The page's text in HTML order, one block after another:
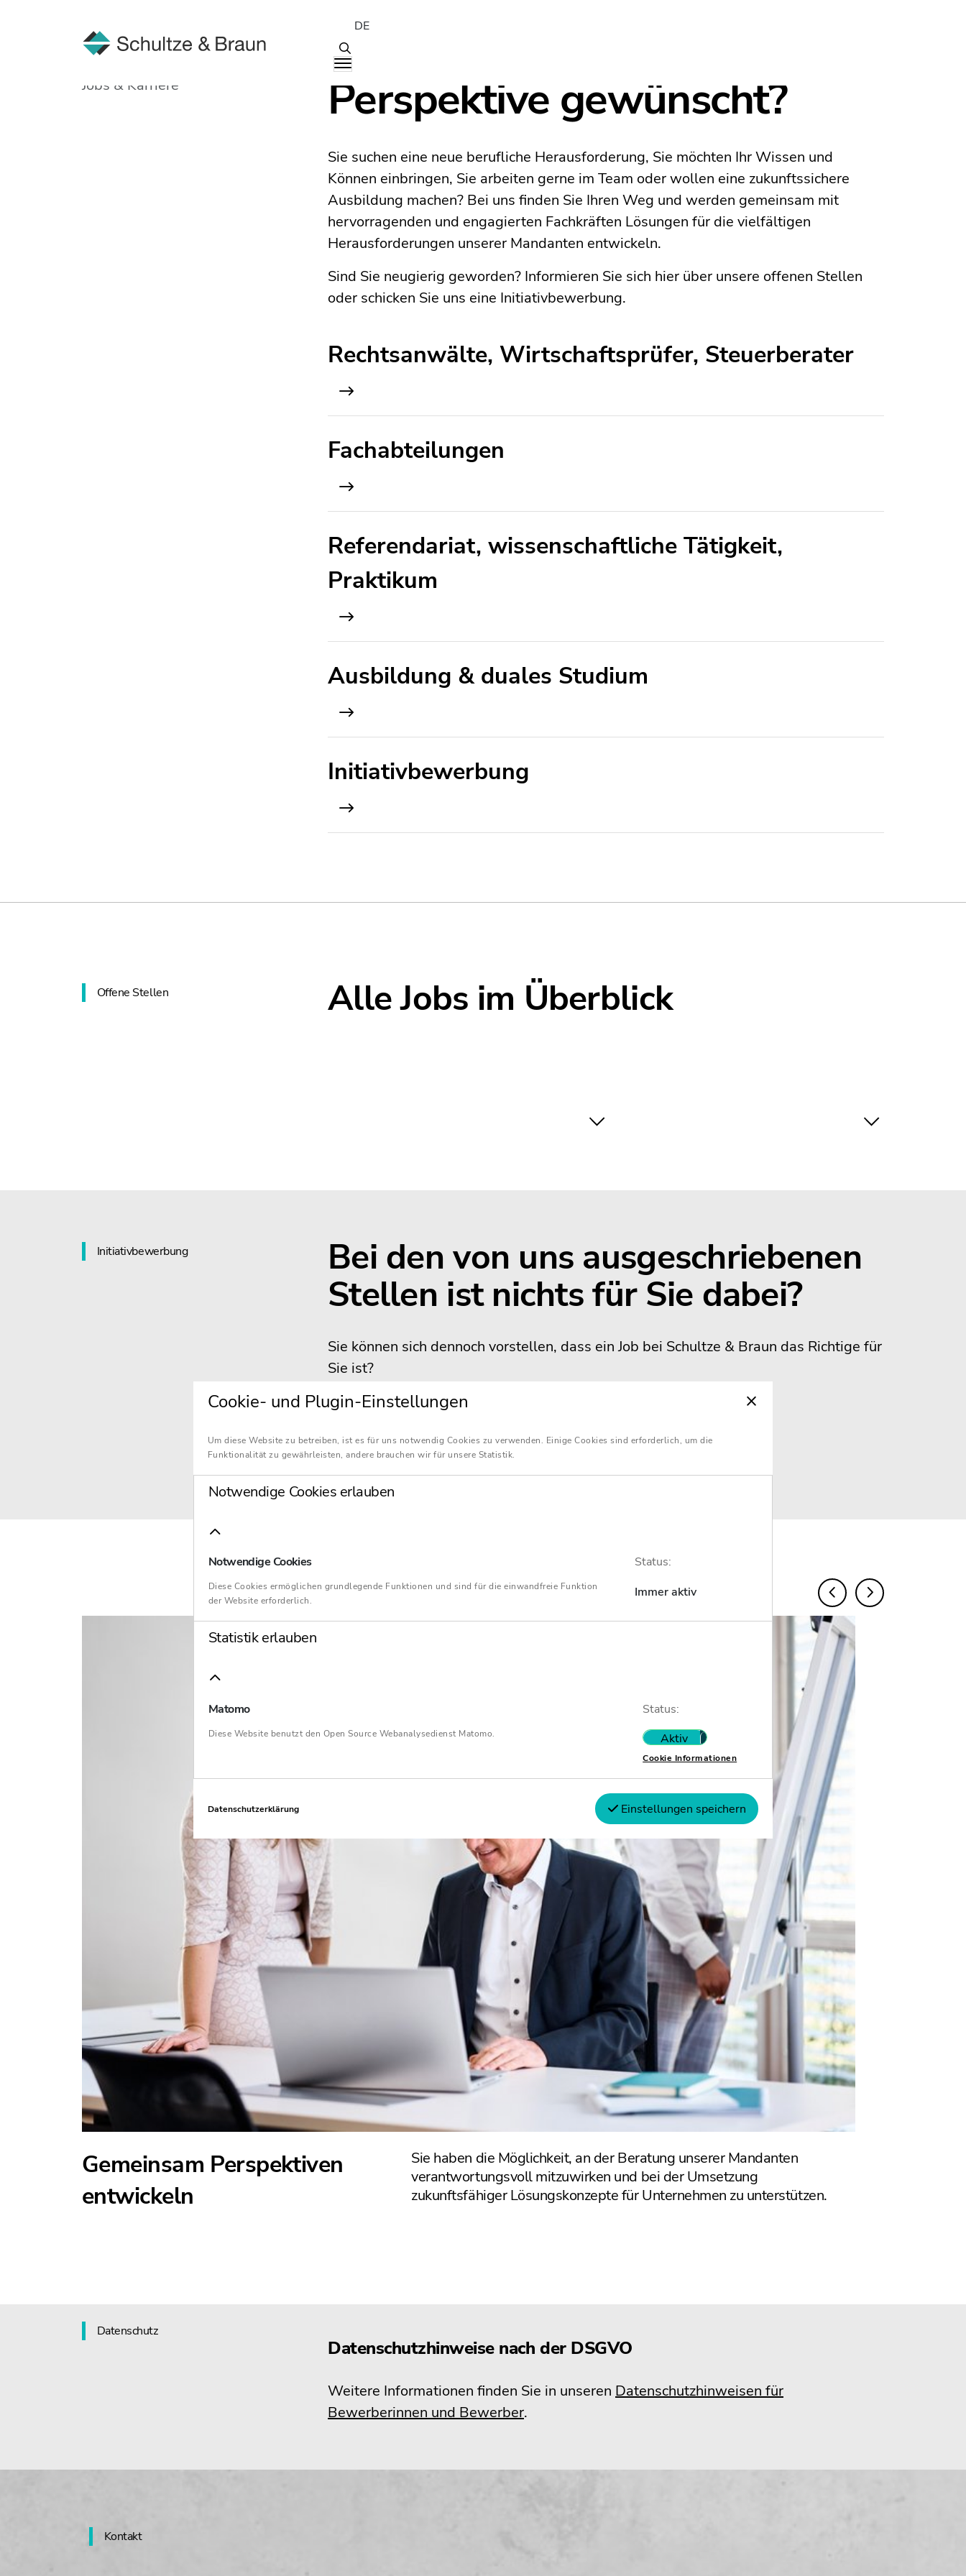
DE
Jobs & Karriere Perspektive gewünscht?
Sie suchen eine neue berufliche Herausforderung, Sie möchten Ihr Wissen und
Können einbringen, Sie arbeiten gerne im Team oder wollen eine zukunftssichere
Ausbildung machen? Bei uns finden Sie Ihren Weg und werden gemeinsam mit
hervorragenden und engagierten Fachkräften Lösungen für die vielfältigen
Herausforderungen unserer Mandanten entwickeln.
Sind Sie neugierig geworden? Informieren Sie sich hier über unsere offenen Stellen
oder schicken Sie uns eine Initiativbewerbung.
Rechtsanwälte, Wirtschaftsprüfer, Steuerberater
Fachabteilungen
Referendariat, wissenschaftliche Tätigkeit,
Praktikum
Ausbildung & duales Studium
Initiativbewerbung
Offene Stellen Alle Jobs im Überblick
Initiativbewerbung Bei den von uns ausgeschriebenen
Stellen ist nichts für Sie dabei?
Sie können sich dennoch vorstellen, dass ein Job bei Schultze & Braun das Richtige für
Sie ist?
Gemeinsam Perspektiven
entwickeln
Sie haben die Möglichkeit, an der Beratung unserer Mandanten
verantwortungsvoll mitzuwirken und bei der Umsetzung
zukunftsfähiger Lösungskonzepte für Unternehmen zu unterstützen.
Datenschutz
Datenschutzhinweise nach der DSGVO
Weitere Informationen finden Sie in unseren Datenschutzhinweisen für
Bewerberinnen und Bewerber.
Kontakt
Cookie- und Plugin-Einstellungen
Um diese Website zu betreiben, ist es für uns notwendig Cookies zu verwenden. Einige Cookies sind erforderlich, um die
Funktionalität zu gewährleisten, andere brauchen wir für unsere Statistik.
Notwendige Cookies erlauben
Notwendige Cookies
Diese Cookies ermöglichen grundlegende Funktionen und sind für die einwandfreie Funktion
der Website erforderlich.
Status:
Immer aktiv
Statistik erlauben
Matomo
Diese Website benutzt den Open Source Webanalysedienst Matomo.
Status:
Aktiv
Nicht aktiv
Cookie Informationen
Datenschutzerklärung Einstellungen speichern